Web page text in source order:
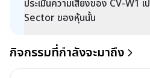
ประเมินความเสี่ยงของ CV-W1
Sector ของหุ้นนั้น
กิจกรรมที่กำลังจะมาถึง